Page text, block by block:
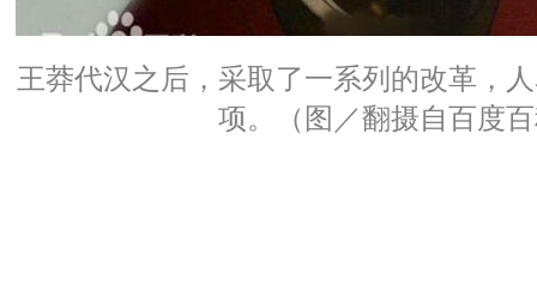
王莽代汉之后，采取了一系列的改革，
项。（图／翻摄自百度